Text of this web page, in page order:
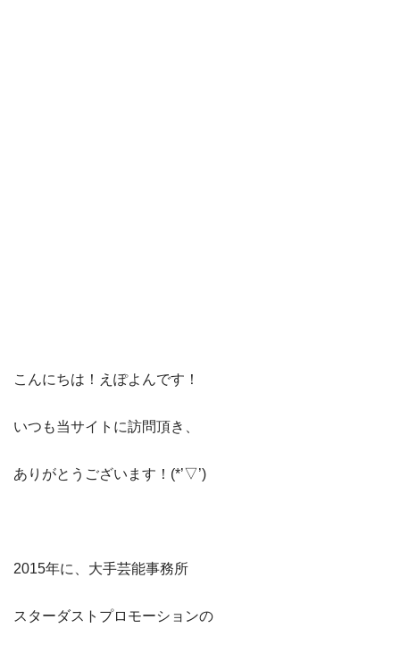
こんにちは！えぽよんです！
​いつも当サイト​に訪問頂き、​
ありがとうございます！(*’▽’)​​
2015年に、大手芸能事務所
スターダストプロモーションの